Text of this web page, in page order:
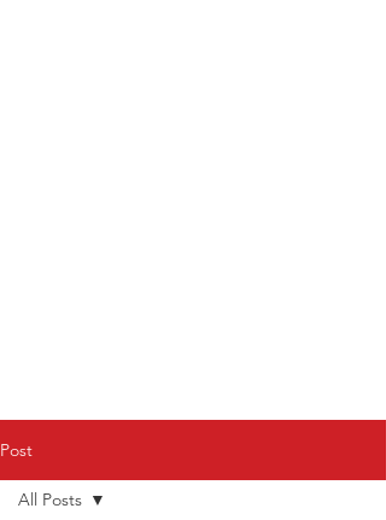
Post
All Posts